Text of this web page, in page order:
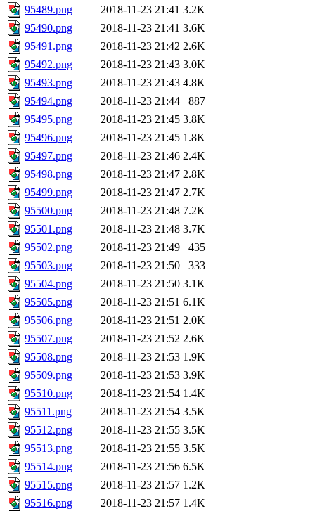
95489.png
2018-11-23 21:41 3.2K
95490.png
2018-11-23 21:41 3.6K
95491.png
2018-11-23 21:42 2.6K
95492.png
2018-11-23 21:43 3.0K
95493.png
2018-11-23 21:43 4.8K
95494.png
2018-11-23 21:44
887
95495.png
2018-11-23 21:45 3.8K
95496.png
2018-11-23 21:45 1.8K
95497.png
2018-11-23 21:46 2.4K
95498.png
2018-11-23 21:47 2.8K
95499.png
2018-11-23 21:47 2.7K
95500.png
2018-11-23 21:48 7.2K
95501.png
2018-11-23 21:48 3.7K
95502.png
2018-11-23 21:49
435
95503.png
2018-11-23 21:50
333
95504.png
2018-11-23 21:50 3.1K
95505.png
2018-11-23 21:51 6.1K
95506.png
2018-11-23 21:51 2.0K
95507.png
2018-11-23 21:52 2.6K
95508.png
2018-11-23 21:53 1.9K
95509.png
2018-11-23 21:53 3.9K
95510.png
2018-11-23 21:54 1.4K
95511.png
2018-11-23 21:54 3.5K
95512.png
2018-11-23 21:55 3.5K
95513.png
2018-11-23 21:55 3.5K
95514.png
2018-11-23 21:56 6.5K
95515.png
2018-11-23 21:57 1.2K
95516.png
2018-11-23 21:57 1.4K